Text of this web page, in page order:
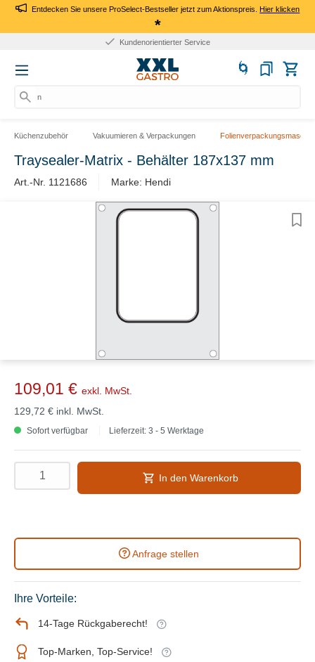
Entdecken Sie unsere ProSelect-Bestseller jetzt zum Aktionspreis.Hier klicken
*
Kundenorientierter Service
nac
Küchenzubehör Vakuumieren & Verpackungen
Traysealer-Matrix - Behälter 187x137 mm
Art.-Nr. ​1121686 Marke: Hendi
109,01 € exkl. MwSt.
129,72 € inkl. MwSt.
Sofort verfügbar Lieferzeit: 3 - 5 Werktage
In den Warenkorb
Anfrage stellen
Ihre Vorteile:
14-Tage Rückgaberecht!
Top-Marken, Top-Service!